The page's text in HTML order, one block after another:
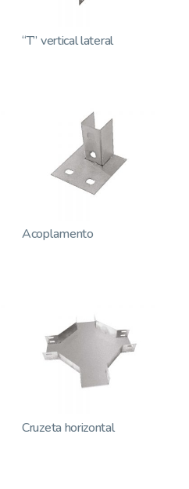
“T” vertical lateral
Acoplamento
Cruzeta horizontal